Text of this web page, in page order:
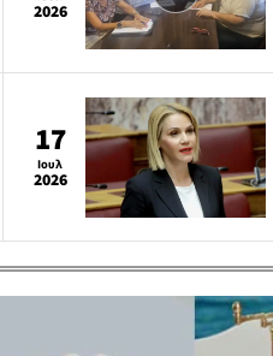
2026
17
Ιουλ
2026